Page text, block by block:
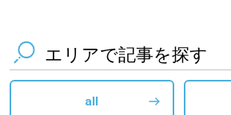
エリアで記事を探す
all